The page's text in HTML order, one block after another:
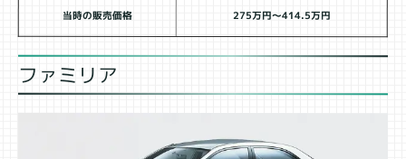
当時の販売価格 275万円～414.5万円
ファミリア